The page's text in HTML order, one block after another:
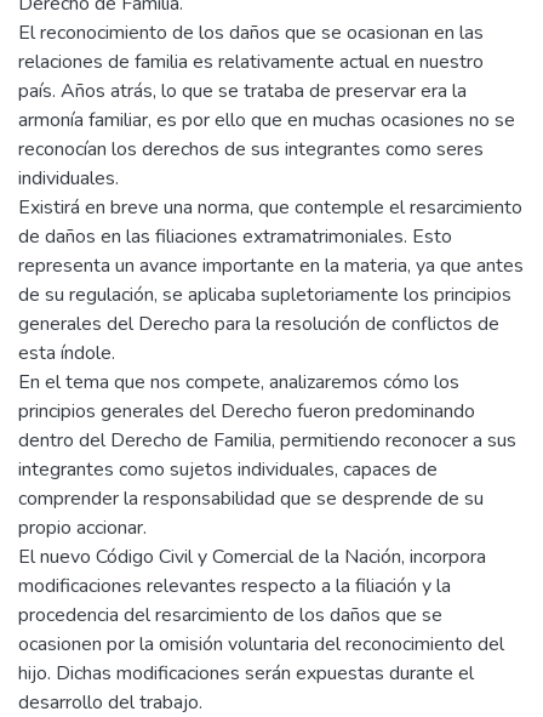
El reconocimiento de los daños que se ocasionan en las
relaciones de familia es relativamente actual en nuestro
país. Años atrás, lo que se trataba de preservar era la
armonía familiar, es por ello que en muchas ocasiones no se
reconocían los derechos de sus integrantes como seres
individuales.
Existirá en breve una norma, que contemple el resarcimiento
de daños en las filiaciones extramatrimoniales. Esto
representa un avance importante en la materia, ya que antes
de su regulación, se aplicaba supletoriamente los principios
generales del Derecho para la resolución de conflictos de
esta índole.
En el tema que nos compete, analizaremos cómo los
principios generales del Derecho fueron predominando
dentro del Derecho de Familia, permitiendo reconocer a sus
integrantes como sujetos individuales, capaces de
comprender la responsabilidad que se desprende de su
propio accionar.
El nuevo Código Civil y Comercial de la Nación, incorpora
modificaciones relevantes respecto a la filiación y la
procedencia del resarcimiento de los daños que se
ocasionen por la omisión voluntaria del reconocimiento del
hijo. Dichas modificaciones serán expuestas durante el
desarrollo del trabajo.